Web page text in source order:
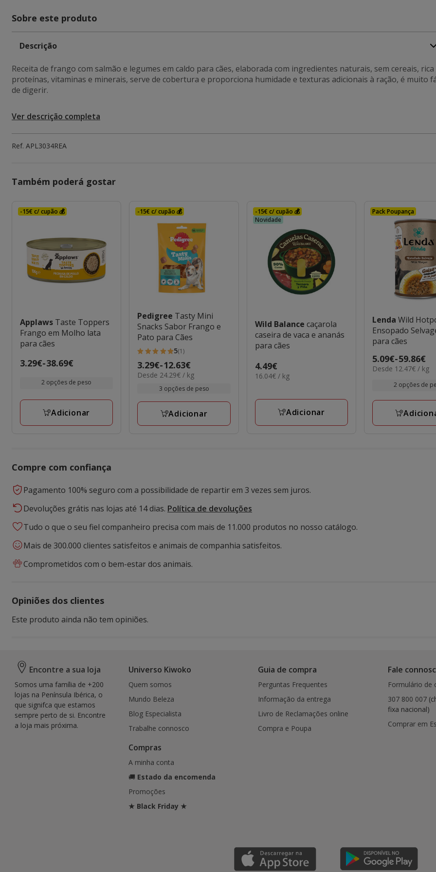
Sobre este produto
Descrição
Receita de frango com salmão e legumes em caldo para cães, elaborada com ingredientes naturais, sem cereais, rica
proteínas, vitaminas e minerais, serve de cobertura e proporciona humidade e texturas adicionais à ração, é muito
de digerir.
Ver descrição completa
Ref. APL3034REA
Também poderá gostar
-15€ c/ cupão 💰
Applaws Taste Toppers
Frango em Molho lata
para cães
Preço
a
38.69€
3.29€-38.69€
2 opções de peso
Adicionar
-15€ c/ cupão 💰
Pedigree Tasty Mini
Snacks Sabor Frango e
Pato para Cães
5
estrelas
com
avaliações
5(1)
Preço
de
a
12.63€
3.29€-12.63€
24.29€
Desde 24.29€ / kg
3 opções de peso
Adicionar
-15€ c/ cupão 💰
Novidade
Wild Balance caçarola
caseira de vaca e ananás
para cães
Preço
4.49€
4.49€
16.04€
16.04€ / kg
Adicionar
Pack Poupança
LendaWild
Ensopado
para cães
Preço
de
59.86€
5.09€-59.86€
12.47€
Desde 12.47€ / kg
2 opções de
Compre com confiança
Pagamento 100% seguro com a possibilidade de repartir em 3 vezes sem juros.
Devoluções grátis nas lojas até 14 dias. Política de devoluções
Tudo o que o seu fiel companheiro precisa com mais de 11.000 produtos no nosso catálogo.
Mais de 300.000 clientes satisfeitos e animais de companhia satisfeitos.
Comprometidos com o bem-estar dos animais.
Opiniões dos clientes
Este produto ainda não tem opiniões.
Encontre a sua loja
Somos uma família de +200
lojas na Península Ibérica, o
que signifca que estamos
sempre perto de si. Encontre
a loja mais próxima.
Universo Kiwoko
Quem somos
Mundo Beleza
Blog Especialista
Trabalhe connosco
Compras
A minha conta
🚚 Estado da encomenda
Promoções
★ Black Friday ★
Guia de compra
Perguntas Frequentes
Informação da entrega
Livro de Reclamações online
Compra e Poupa
Fale
Formulário de
307 800 007
fixa nacional)
Comprar em